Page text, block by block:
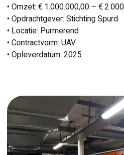
• Omzet: € 1.000.000,00 – €
• Opdrachtgever: Stichting Spurd
• Locatie: Purmerend
• Contractvorm: UAV
• Opleverdatum: 2025